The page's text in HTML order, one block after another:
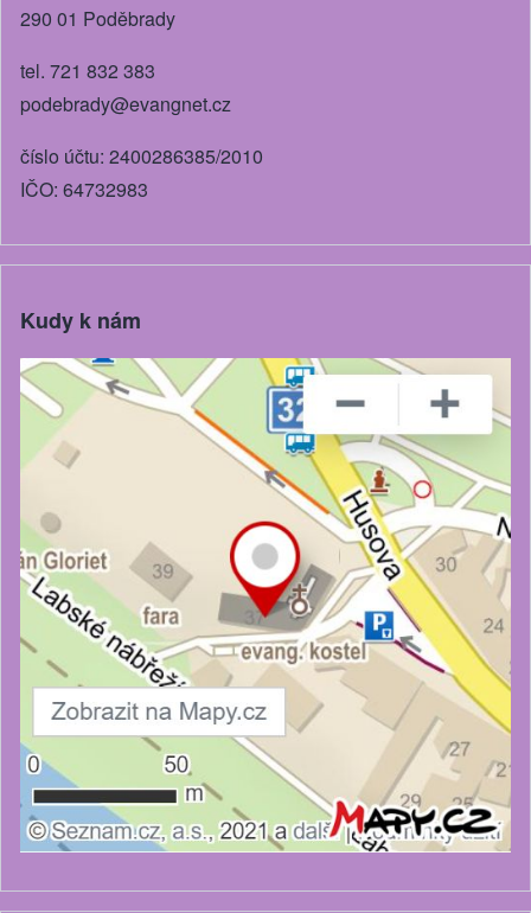
290 01 Poděbrady
tel. 721 832 383
podebrady@evangnet.cz
číslo účtu: 2400286385/2010
IČO: 64732983
Kudy k nám